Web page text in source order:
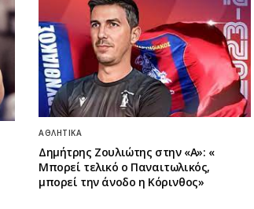
ΑΘΛΗΤΙΚΆ
Δημήτρης Ζουλιώτης στην «Α»: «
Μπορεί τελικό ο Παναιτωλικός,
μπορεί την άνοδο η Κόρινθος»